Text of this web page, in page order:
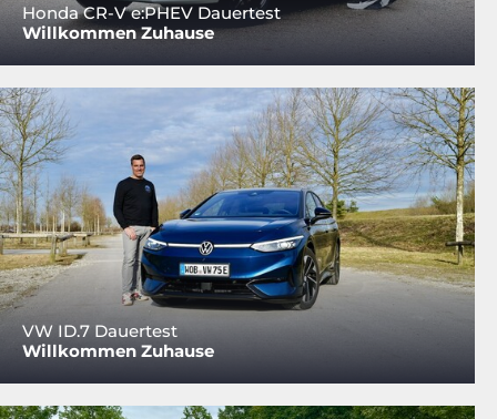
Honda CR-V e:PHEV Dauertest
Willkommen Zuhause
VW ID.7 Dauertest
Willkommen Zuhause